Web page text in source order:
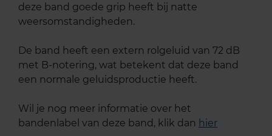
deze band goede grip heeft bij natte
weersomstandigheden.
De band heeft een extern rolgeluid van 72 dB
met B-notering, wat betekent dat deze band
een normale geluidsproductie heeft.
Wil je nog meer informatie over het
bandenlabel van deze band, klik dan hier